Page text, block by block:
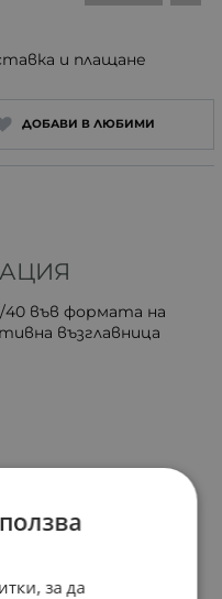
и плащане
ДОБАВИ В ЛЮБИМИ
40 във формата на
възглавница
за да